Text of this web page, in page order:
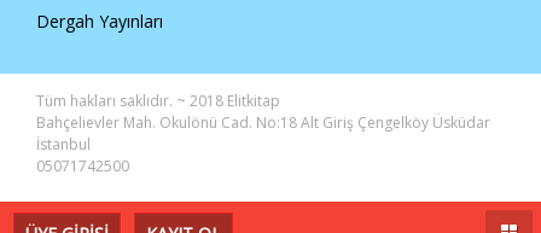
Dergah Yayınları
Tüm hakları saklıdır. ~ 2018 Elitkitap
Bahçelievler Mah. Okulönü Cad. No:18 Alt Giriş Çengelköy Üsküdar
İstanbul
05071742500